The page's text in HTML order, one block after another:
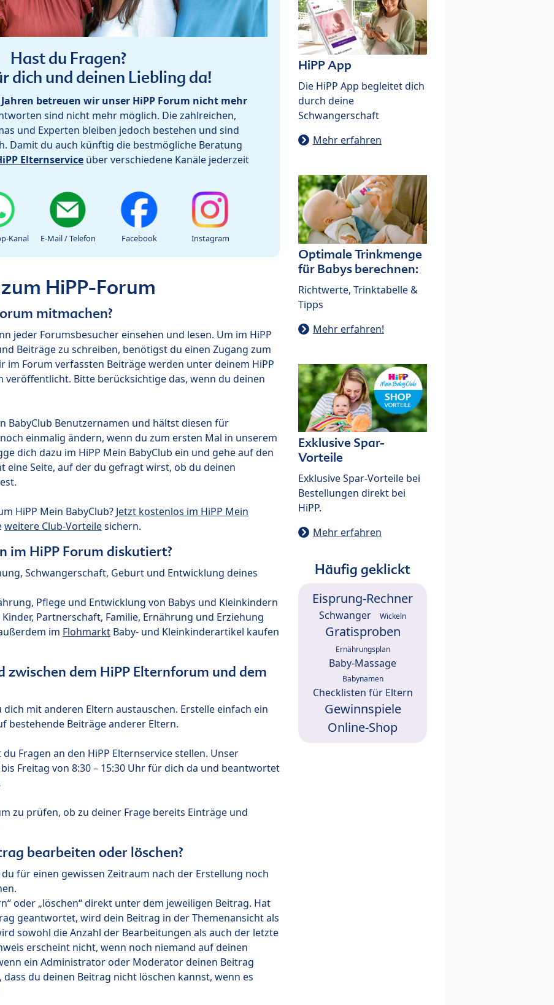
Hast du Fragen?
dich und deinen Liebling da!
betreuen wir unser HiPP Forum nicht mehr
sind nicht mehr möglich. Die zahlreichen,
und Experten bleiben jedoch bestehen und sind
Damit du auch künftig die bestmögliche Beratung
Elternservice über verschiedene Kanäle jederzeit
Kanal E-Mail / Telefon Facebook Instagram
HiPP-Forum
mitmachen?
jeder Forumsbesucher einsehen und lesen. Um im HiPP
Beiträge zu schreiben, benötigst du einen Zugang zum
im Forum verfassten Beiträge werden unter deinem HiPP
veröffentlicht. Bitte berücksichtige das, wenn du deinen
BabyClub Benutzernamen und hältst diesen für
einmalig ändern, wenn du zum ersten Mal in unserem
dich dazu im HiPP Mein BabyClub ein und gehe auf den
eine Seite, auf der du gefragt wirst, ob du deinen
HiPP Mein BabyClub? Jetzt kostenlos im HiPP Mein
weitere Club-Vorteilesichern.
im HiPP Forum diskutiert?
Schwangerschaft, Geburt und Entwicklung deines
Pflege und Entwicklung von Babys und Kleinkindern
Partnerschaft, Familie, Ernährung und Erziehung
im Flohmarkt Baby- und Kleinkinderartikel kaufen
zwischen dem HiPP Elternforum und dem
mit anderen Eltern austauschen. Erstelle einfach ein
bestehende Beiträge anderer Eltern.
Fragen an den HiPP Elternservice stellen. Unser
Freitag von 8:30 – 15:30 Uhr für dich da und beantwortet
zu prüfen, ob zu deiner Frage bereits Einträge und
bearbeiten oder löschen?
für einen gewissen Zeitraum nach der Erstellung noch
oder „löschen“ direkt unter dem jeweiligen Beitrag. Hat
geantwortet, wird dein Beitrag in der Themenansicht als
sowohl die Anzahl der Bearbeitungen als auch der letzte
erscheint nicht, wenn noch niemand auf deinen
ein Administrator oder Moderator deinen Beitrag
du deinen Beitrag nicht löschen kannst, wenn es
HiPP App
Die HiPP App begleitet dich
durch deine
Schwangerschaft
Mehr erfahren
Optimale Trinkmenge
für Babys berechnen:
Richtwerte, Trinktabelle &
Tipps
Mehr erfahren!
Exklusive Spar-
Vorteile
Exklusive Spar-Vorteile bei
Bestellungen direkt bei
HiPP.
Mehr erfahren
Häufig geklickt
Eisprung-Rechner
Schwanger Wickeln
Gratisproben
Ernährungsplan
Baby-Massage
Babynamen
Checklisten für Eltern
Gewinnspiele
Online-Shop